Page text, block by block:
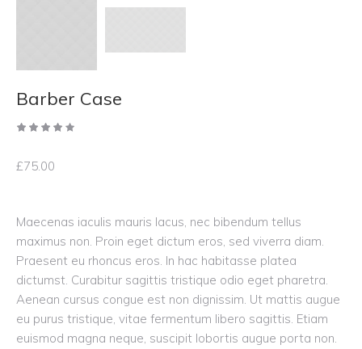
Barber Case
£75.00
Maecenas iaculis mauris lacus, nec bibendum tellus
maximus non. Proin eget dictum eros, sed viverra diam.
Praesent eu rhoncus eros. In hac habitasse platea
dictumst. Curabitur sagittis tristique odio eget pharetra.
Aenean cursus congue est non dignissim. Ut mattis augue
eu purus tristique, vitae fermentum libero sagittis. Etiam
euismod magna neque, suscipit lobortis augue porta non.